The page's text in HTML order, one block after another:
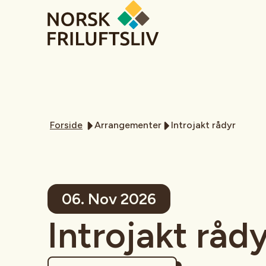
Forside Arrangementer Introjakt rådyr
06. Nov 2026
Introjakt